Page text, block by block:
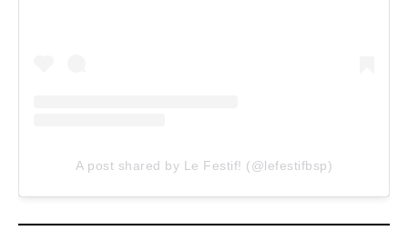
A post shared by Le Festif! (@lefestifbsp)